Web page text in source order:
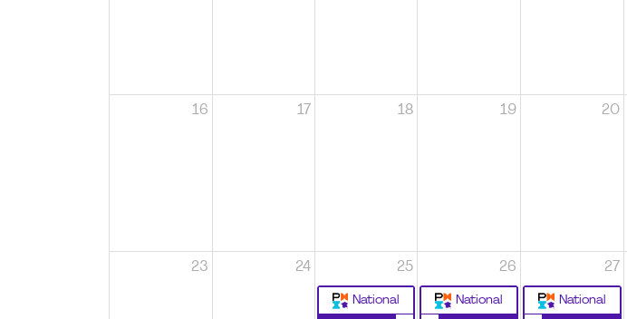
16 17 18 19 20
23 24 25
National
26
National
27
National